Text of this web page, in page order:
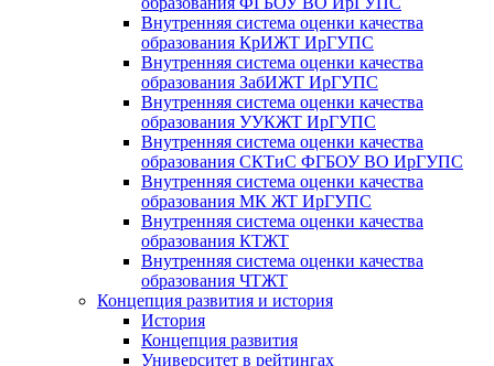
Внутренняя система оценки качества
образования КрИЖТ ИрГУПС
Внутренняя система оценки качества
образования ЗабИЖТ ИрГУПС
Внутренняя система оценки качества
образования УУКЖТ ИрГУПС
Внутренняя система оценки качества
образования СКТиС ФГБОУ ВО ИрГУПС
Внутренняя система оценки качества
образования МК ЖТ ИрГУПС
Внутренняя система оценки качества
образования КТЖТ
Внутренняя система оценки качества
образования ЧТЖТ
Концепция развития и история
История
Концепция развития
Университет в рейтингах